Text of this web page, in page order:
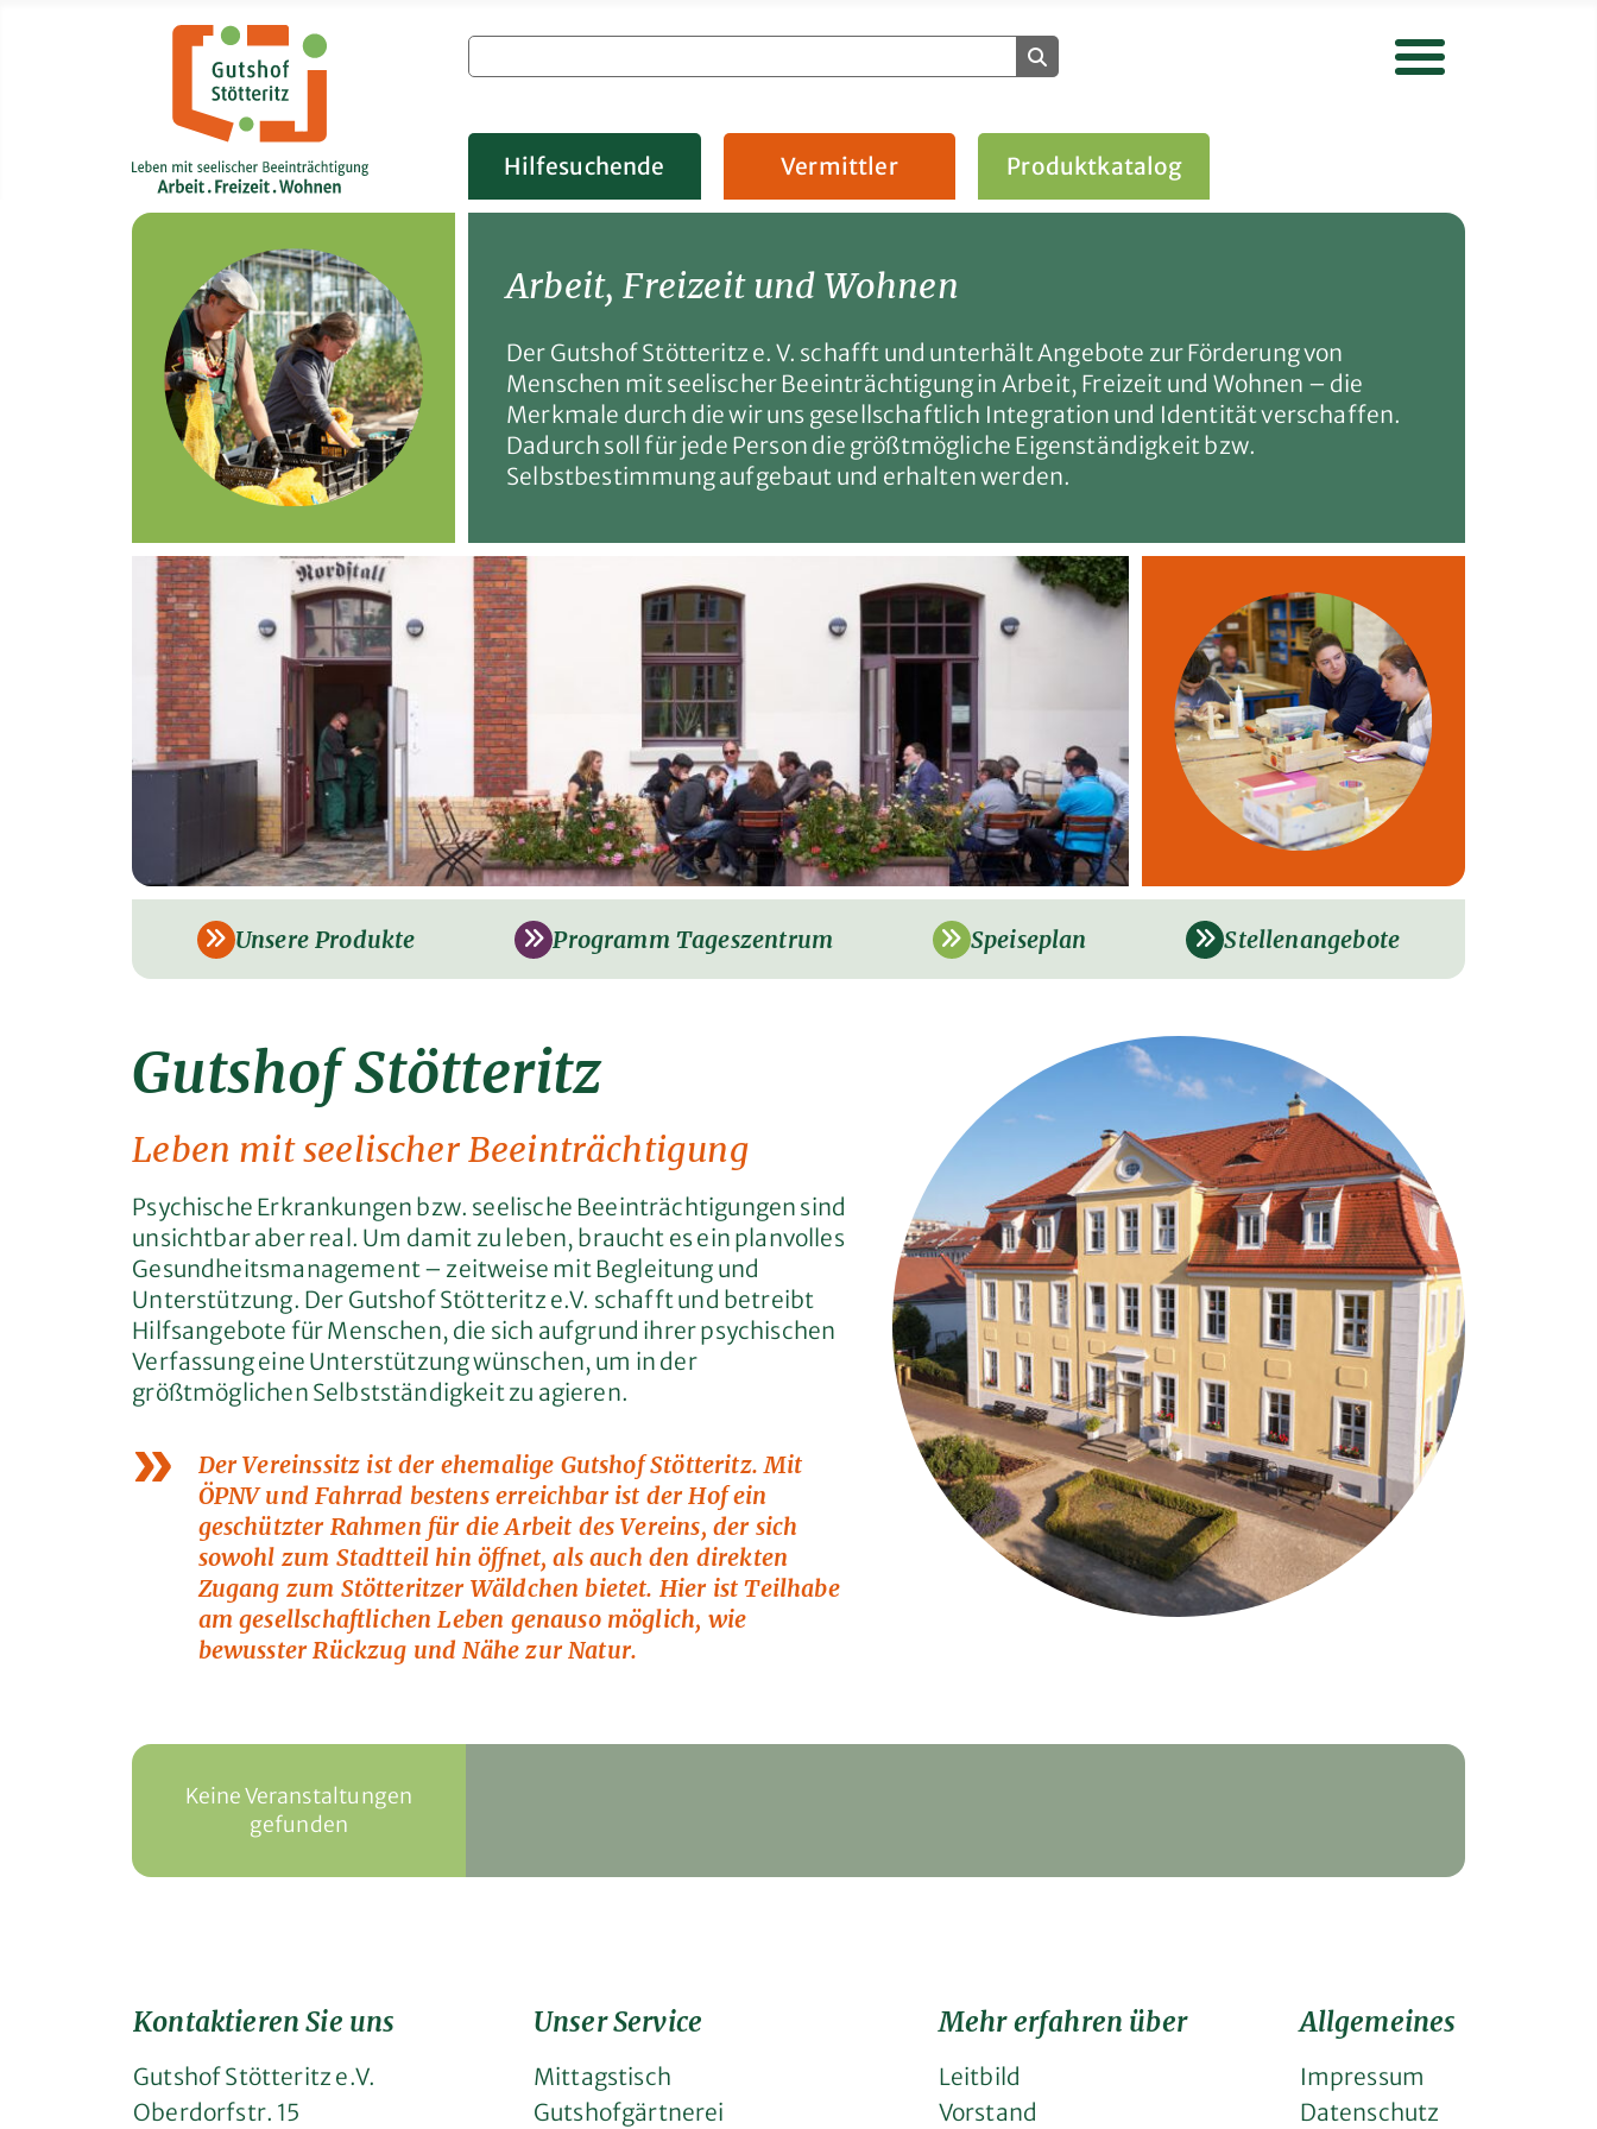
Hilfesuchende Vermittler Produktkatalog
Arbeit, Freizeit und Wohnen
Der Gutshof Stötteritz e. V. schafft und unterhält Angebote zur Förderung von
Menschen mit seelischer Beeinträchtigung in Arbeit, Freizeit und Wohnen – die
Merkmale durch die wir uns gesellschaftlich Integration und Identität verschaffen.
Dadurch soll für jede Person die größtmögliche Eigenständigkeit bzw.
Selbstbestimmung aufgebaut und erhalten werden.
Unsere Produkte Programm Tageszentrum Speiseplan Stellenangebote
Gutshof Stötteritz
Leben mit seelischer Beeinträchtigung
Psychische Erkrankungen bzw. seelische Beeinträchtigungen sind
unsichtbar aber real. Um damit zu leben, braucht es ein planvolles
Gesundheitsmanagement – zeitweise mit Begleitung und
Unterstützung. Der Gutshof Stötteritz e.V. schafft und betreibt
Hilfsangebote für Menschen, die sich aufgrund ihrer psychischen
Verfassung eine Unterstützung wünschen, um in der
größtmöglichen Selbstständigkeit zu agieren.
Der Vereinssitz ist der ehemalige Gutshof Stötteritz. Mit
ÖPNV und Fahrrad bestens erreichbar ist der Hof ein
geschützter Rahmen für die Arbeit des Vereins, der sich
sowohl zum Stadtteil hin öffnet, als auch den direkten
Zugang zum Stötteritzer Wäldchen bietet. Hier ist Teilhabe
am gesellschaftlichen Leben genauso möglich, wie
bewusster Rückzug und Nähe zur Natur.
Keine Veranstaltungen
gefunden
Kontaktieren Sie uns
Gutshof Stötteritz e.V.
Oberdorfstr. 15
Unser Service
Mittagstisch
Gutshofgärtnerei
Mehr erfahren über
Leitbild
Vorstand
Allgemeines
Impressum
Datenschutz